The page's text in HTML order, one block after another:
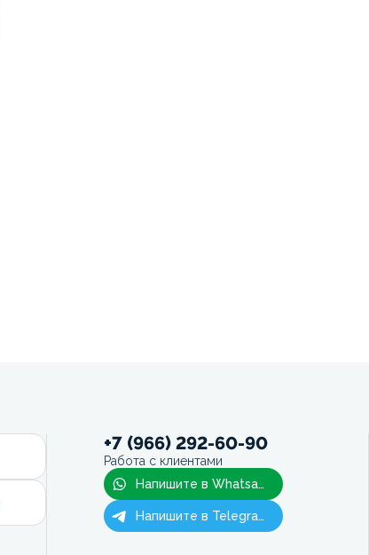
+7 (966) 292-60-90
Работа с клиентами
Напишите в Whatsapp
Напишите в Telegram